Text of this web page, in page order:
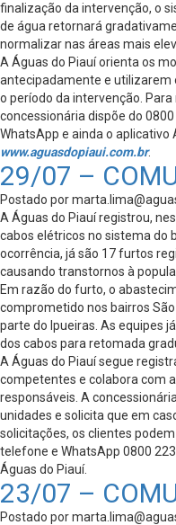
finalização da intervenção, o
de água retornará
normalizar nas áreas mais
A Águas do Piauí orienta os
antecipadamente e utilizarem
o período da intervenção.
concessionária dispõe do
WhatsApp e ainda o aplicativo
www.aguasdopiaui.com.br.
29/07 –
Postado por
A Águas do Piauí registrou,
cabos elétricos no sistema do
ocorrência, já são 17 furtos
causando transtornos à
Em razão do furto, o
comprometido nos bairros
parte do Ipueiras. As equipes
dos cabos para retomada
A Águas do Piauí segue
competentes e colabora com
responsáveis. A
unidades e solicita que em
solicitações, os clientes
telefone e WhatsApp 0800
Águas do Piauí.
23/07 –
Postado por